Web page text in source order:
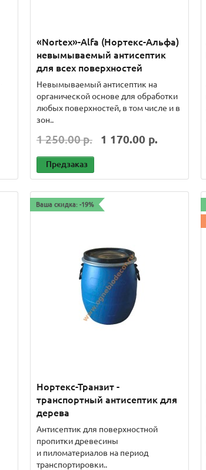
«Nortex»-Alfa (Нортекс-Альфа)
невымываемый антисептик
для всех поверхностей
Невымываемый антисептик на
органической основе для обработки
любых поверхностей, в том числе и в
зон..
1 250.00 р. 1 170.00 р.
Предзаказ
Ваша скидка: -19%
Нортекс-Транзит -
транспортный антисептик для
дерева
Антисептик для поверхностной
пропитки древесины
и пиломатериалов на период
транспортировки..